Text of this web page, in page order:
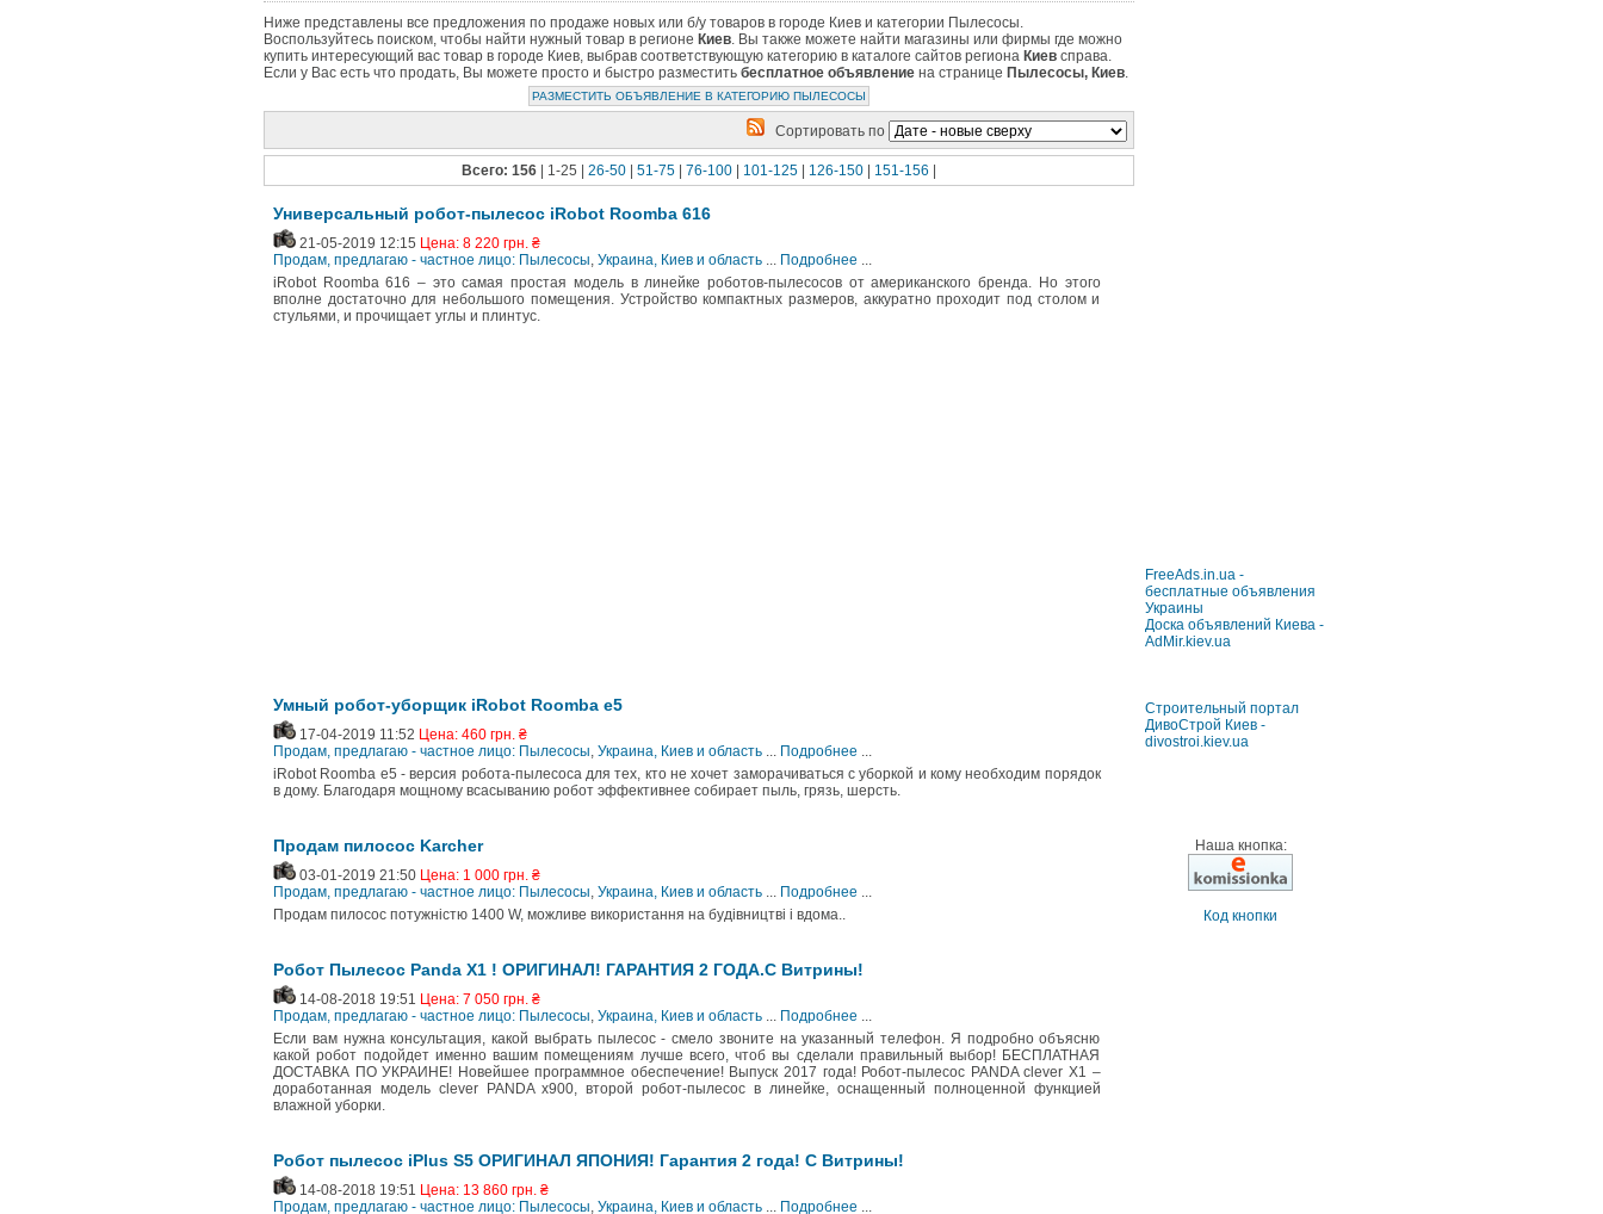
Ниже представлены все предложения по продаже новых или б/у товаров в городе Киев и категории Пылесосы.
Воспользуйтесь поиском, чтобы найти нужный товар в регионе Киев. Вы также можете найти магазины или фирмы где можно
купить интересующий вас товар в городе Киев, выбрав соответствующую категорию в каталоге сайтов региона Киев справа.
Если у Вас есть что продать, Вы можете просто и быстро разместить бесплатное объявление на странице Пылесосы, Киев.
РАЗМЕСТИТЬ ОБЪЯВЛЕНИЕ В КАТЕГОРИЮ ПЫЛЕСОСЫ
Сортировать по
Всего: 156 | 1-25 | 26-50 51-75 76-100 101-125 126-150 151-156
Универсальный робот-пылесос iRobot Roomba 616
21-05-2019 12:15 Цена: 8 220 грн. ₴
Продам, предлагаю - частное лицо: Пылесосы, Украина, Киев и область ... Подробнее ...
iRobot Roomba 616 – это самая простая модель в линейке роботов-пылесосов от американского бренда. Но этого
вполне достаточно для небольшого помещения. Устройство компактных размеров, аккуратно проходит под столом и
стульями, и прочищает углы и плинтус.
Умный робот-уборщик iRobot Roomba e5
17-04-2019 11:52 Цена: 460 грн. ₴
Продам, предлагаю - частное лицо: Пылесосы, Украина, Киев и область ... Подробнее ...
iRobot Roomba e5 - версия робота-пылесоса для тех, кто не хочет заморачиваться с уборкой и кому необходим порядок
в дому. Благодаря мощному всасыванию робот эффективнее собирает пыль, грязь, шерсть.
Продам пилосос Karcher
03-01-2019 21:50 Цена: 1 000 грн. ₴
Продам, предлагаю - частное лицо: Пылесосы, Украина, Киев и область ... Подробнее ...
Продам пилосос потужністю 1400 W, можливе використання на будівництві і вдома..
Робот Пылесос Panda X1 ! ОРИГИНАЛ! ГАРАНТИЯ 2 ГОДА.С Витрины!
14-08-2018 19:51 Цена: 7 050 грн. ₴
Продам, предлагаю - частное лицо: Пылесосы, Украина, Киев и область ... Подробнее ...
Если вам нужна консультация, какой выбрать пылесос - смело звоните на указанный телефон. Я подробно объясню
какой робот подойдет именно вашим помещениям лучше всего, чтоб вы сделали правильный выбор! БЕСПЛАТНАЯ
ДОСТАВКА ПО УКРАИНЕ! Новейшее программное обеспечение! Выпуск 2017 года! Робот-пылесос PANDA clever X1 –
доработанная модель clever PANDA x900, второй робот-пылесос в линейке, оснащенный полноценной функцией
влажной уборки.
Робот пылесос iPlus S5 ОРИГИНАЛ ЯПОНИЯ! Гарантия 2 года! С Витрины!
14-08-2018 19:51 Цена: 13 860 грн. ₴
Продам, предлагаю - частное лицо: Пылесосы, Украина, Киев и область ... Подробнее ...
FreeAds.in.ua -
бесплатные объявления
Украины
Доска объявлений Киева -
AdMir.kiev.ua
Строительный портал
ДивоСтрой Киев -
divostroi.kiev.ua
Наша кнопка:
Код кнопки